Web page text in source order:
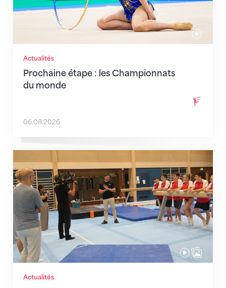
Actualités
Prochaine étape : les Championnats
du monde
06.08.2026
Actualités
En route pour Zagreb avec des objectifs clairs